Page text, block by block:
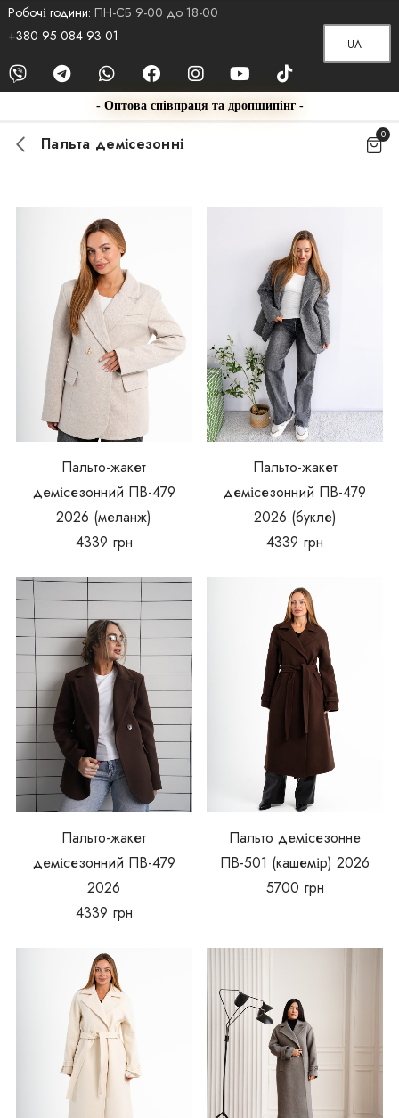
Робочі години: ПН-СБ 9-00 до 18-00
UA
+380 95 084 93 01
- Оптова співпраця та дропшипінг -
Пальта демісезонні 0
Пальто-жакет
демісезонний ПВ-479
2026 (меланж)
4339 грн
Пальто-жакет
демісезонний ПВ-479
2026 (букле)
4339 грн
Пальто-жакет
демісезонний ПВ-479
2026
4339 грн
Пальто демісезонне
ПВ-501 (кашемір) 2026
5700 грн